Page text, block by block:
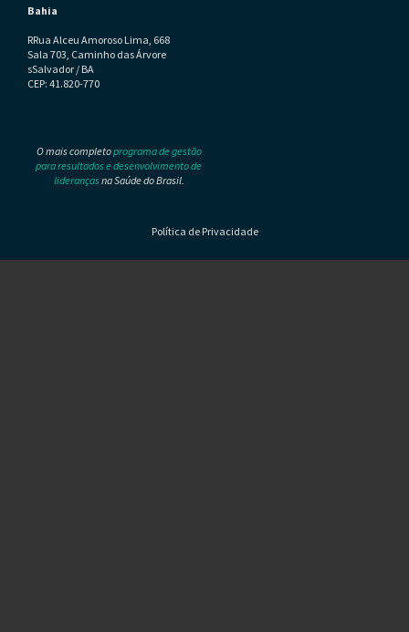
Bahia
RRua Alceu Amoroso Lima, 668
Sala 703, Caminho das Árvore
sSalvador / BA
CEP: 41.820-770
O mais completoprograma de gestão
para resultados e desenvolvimento de
liderançasna Saúde do Brasil.
Política de Privacidade